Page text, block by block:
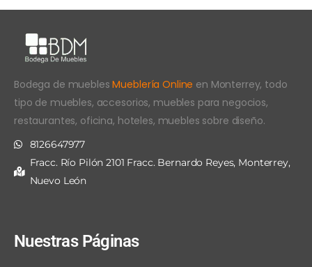
Bodega de mueblesMueblería Online en Monterrey, todo
tipo de muebles, accesorios, muebles para negocios,
restaurantes, oficina, hoteles, muebles sobre diseño.
8126647977
Fracc. Río Pilón 2101 Fracc. Bernardo Reyes, Monterrey,
Nuevo León
Nuestras Páginas